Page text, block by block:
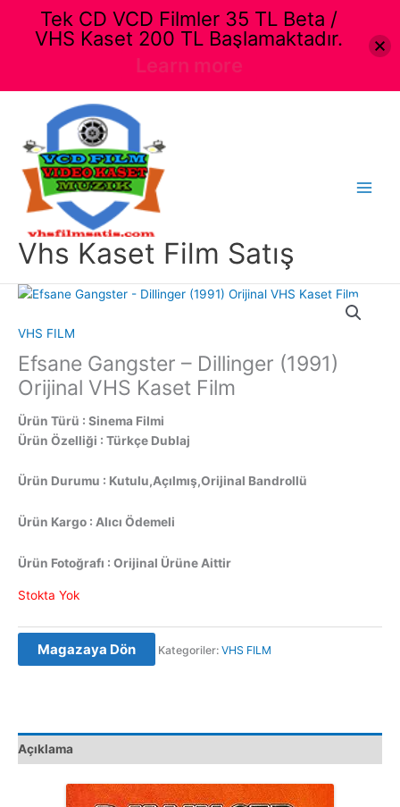
Vhs Kaset Film Satış
VHS FILM
Efsane Gangster – Dillinger (1991)
Orijinal VHS Kaset Film
Ürün Türü : Sinema Filmi
Ürün Özelliği : Türkçe Dublaj
Ürün Durumu : Kutulu,Açılmış,Orijinal Bandrollü
Ürün Kargo : Alıcı Ödemeli
Ürün Fotoğrafı : Orijinal Ürüne Aittir
Stokta Yok
Magazaya Dön Kategoriler: VHS FILM
Açıklama
Tek CD VCD Filmler 35 TL Beta /
VHS Kaset 200 TL Başlamaktadır.
Learn more